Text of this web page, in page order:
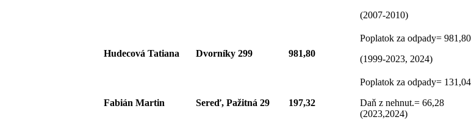
(2007-2010)
Hudecová Tatiana Dvorníky 299 981,80
Poplatok za odpady= 981,80
(1999-2023, 2024)
Fabián Martin Sereď, Pažitná 29 197,32
Poplatok za odpady= 131,04
Daň z nehnut.= 66,28
(2023,2024)